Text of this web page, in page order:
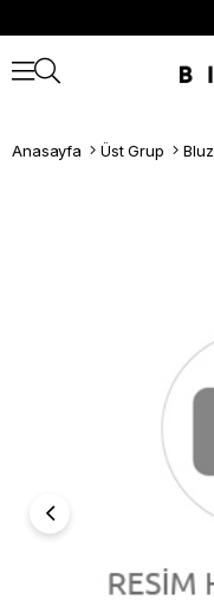
Anasayfa Üst Grup Bluz